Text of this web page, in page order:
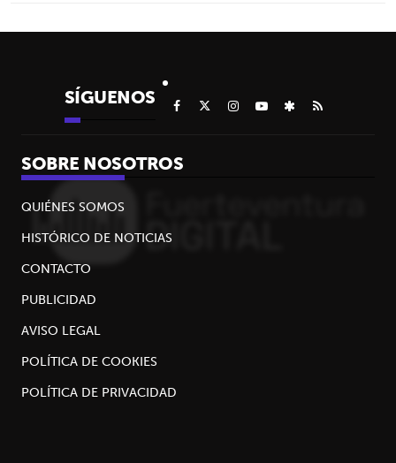
SÍGUENOS
SOBRE NOSOTROS
QUIÉNES SOMOS
HISTÓRICO DE NOTICIAS
CONTACTO
PUBLICIDAD
AVISO LEGAL
POLÍTICA DE COOKIES
POLÍTICA DE PRIVACIDAD